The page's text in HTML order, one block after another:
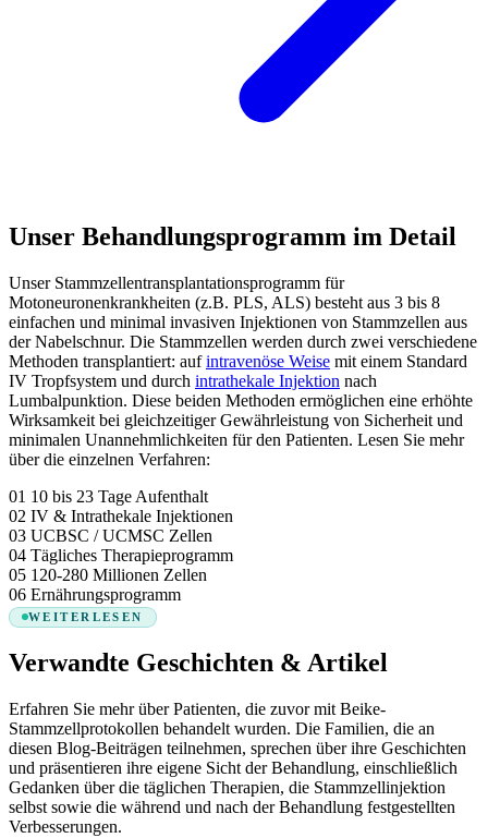
Unser Behandlungsprogramm im Detail
Unser Stammzellentransplantationsprogramm für
Motoneuronenkrankheiten (z.B. PLS, ALS) besteht aus 3 bis 8
einfachen und minimal invasiven Injektionen von Stammzellen aus
der Nabelschnur. Die Stammzellen werden durch zwei verschiedene
Methoden transplantiert: aufintravenöse Weise mit einem Standard
IV Tropfsystem und durch intrathekale Injektion nach
Lumbalpunktion. Diese beiden Methoden ermöglichen eine erhöhte
Wirksamkeit bei gleichzeitiger Gewährleistung von Sicherheit und
minimalen Unannehmlichkeiten für den Patienten. Lesen Sie mehr
über die einzelnen Verfahren:
01 10 bis 23 Tage Aufenthalt
02 IV & Intrathekale Injektionen
03 UCBSC / UCMSC Zellen
04 Tägliches Therapieprogramm
05 120-280 Millionen Zellen
06 Ernährungsprogramm
WEITERLESEN
Verwandte Geschichten & Artikel
Erfahren Sie mehr über Patienten, die zuvor mit Beike-
Stammzellprotokollen behandelt wurden. Die Familien, die an
diesen Blog-Beiträgen teilnehmen, sprechen über ihre Geschichten
und präsentieren ihre eigene Sicht der Behandlung, einschließlich
Gedanken über die täglichen Therapien, die Stammzellinjektion
selbst sowie die während und nach der Behandlung festgestellten
Verbesserungen.